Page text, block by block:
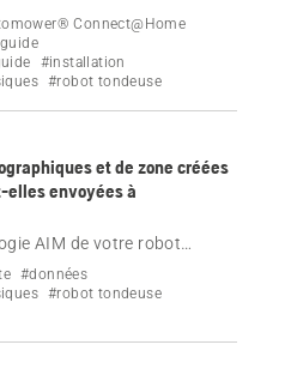
est ajustée
pouvez la régler
Connect@Home
#installation
#robot tondeuse
et de zone créées
elles envoyées à
AIM de votre robot
câble périphérique
Connect à l'aide
cellulaire.
#données
#robot tondeuse